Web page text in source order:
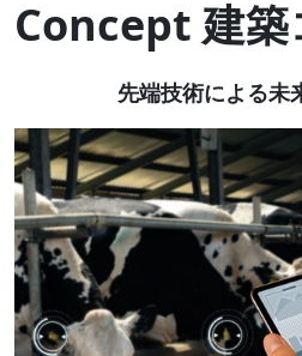
Concept 建築
先端技術による未